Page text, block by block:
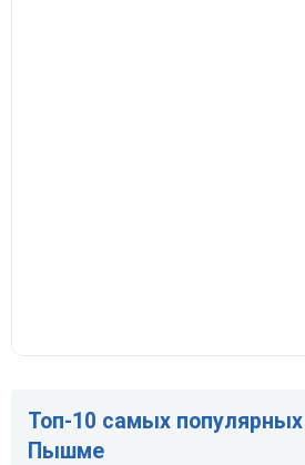
Топ-10 самых
Пышме